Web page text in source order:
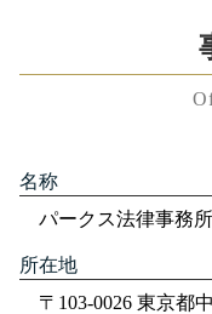
名称
パークス法律事務所
所在地
〒103-0026 東京都